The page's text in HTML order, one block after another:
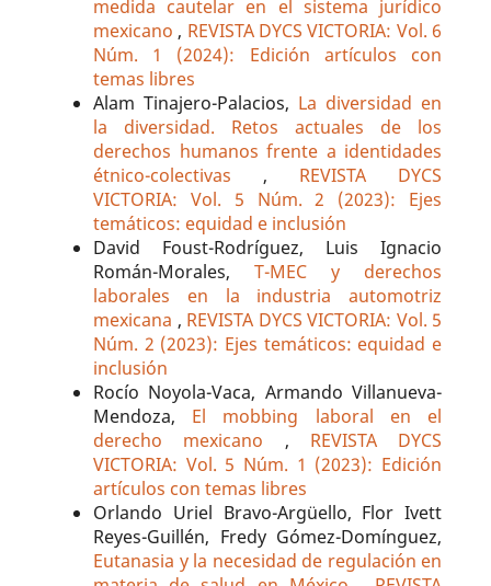
medida cautelar en el sistema jurídico
mexicano , REVISTA DYCS VICTORIA: Vol. 6
Núm. 1 (2024): Edición artículos con
temas libres
Alam Tinajero-Palacios, La diversidad en
la diversidad. Retos actuales de los
derechos humanos frente a identidades
étnico-colectivas , REVISTA DYCS
VICTORIA: Vol. 5 Núm. 2 (2023): Ejes
temáticos: equidad e inclusión
David Foust-Rodríguez, Luis Ignacio
Román-Morales, T-MEC y derechos
laborales en la industria automotriz
mexicana , REVISTA DYCS VICTORIA: Vol. 5
Núm. 2 (2023): Ejes temáticos: equidad e
inclusión
Rocío Noyola-Vaca, Armando Villanueva-
Mendoza, El mobbing laboral en el
derecho mexicano , REVISTA DYCS
VICTORIA: Vol. 5 Núm. 1 (2023): Edición
artículos con temas libres
Orlando Uriel Bravo-Argüello, Flor Ivett
Reyes-Guillén, Fredy Gómez-Domínguez,
Eutanasia y la necesidad de regulación en